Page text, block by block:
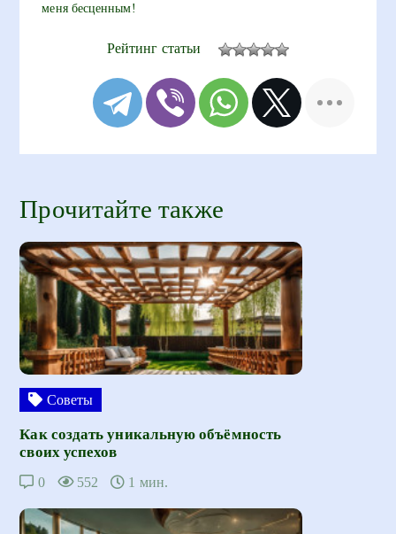
меня бесценным!
Рейтинг статьи
Прочитайте также
Советы
Как создать уникальную объёмность
своих успехов
0 552 1 мин.